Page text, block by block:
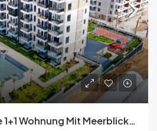
Außergewöhnliche 1+1 Wohnung Mit Meerblick Zum Verkauf In Avsallar